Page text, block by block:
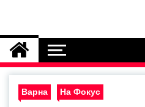
Варна На Фокус